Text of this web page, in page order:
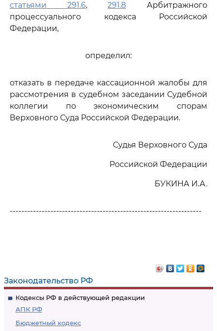
Законодательство РФ
Кодексы РФ в действующей редакции
АПК РФ
Бюджетный кодекс
статьями 291.6,291.8 Арбитражного
процессуального кодекса Российской
Федерации,
определил:
отказать в передаче кассационной жалобы для
рассмотрения в судебном заседании Судебной
коллегии по экономическим спорам
Верховного Суда Российской Федерации.
Судья Верховного Суда
Российской Федерации
БУКИНА И.А.
------------------------------------------------------------------